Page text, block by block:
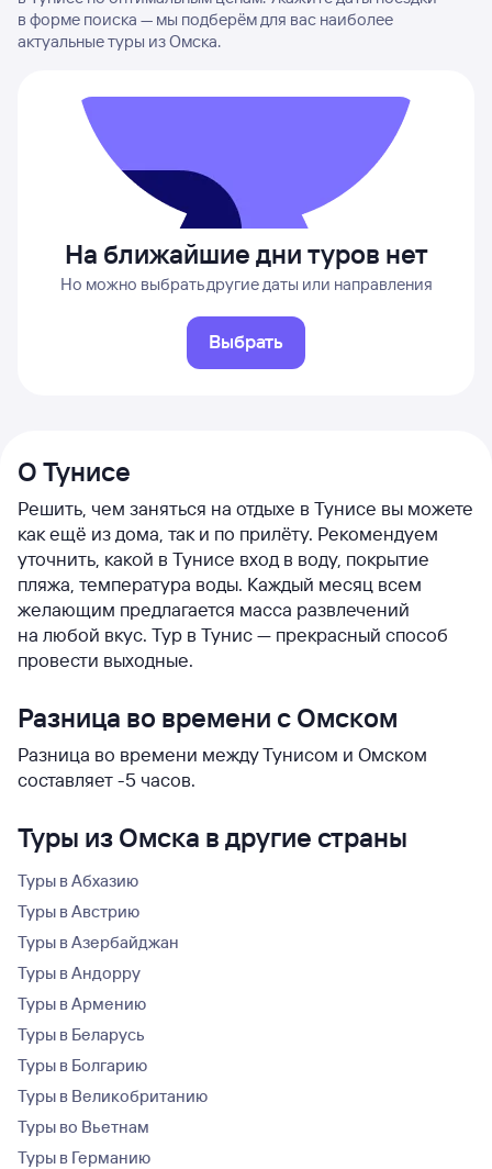
в форме поиска — мы подберём для вас наиболее
актуальные туры из Омска.
На ближайшие дни туров нет
Но можно выбрать другие даты или направления
Выбрать
О Тунисе
Решить, чем заняться на отдыхе в Тунисе вы можете
как ещё из дома, так и по прилёту. Рекомендуем
уточнить, какой в Тунисе вход в воду, покрытие
пляжа, температура воды. Каждый месяц всем
желающим предлагается масса развлечений
на любой вкус. Тур в Тунис — прекрасный способ
провести выходные.
Разница во времени с Омском
Разница во времени между Тунисом и Омском
составляет -5 часов.
Туры из Омска в другие страны
Туры в Абхазию
Туры в Австрию
Туры в Азербайджан
Туры в Андорру
Туры в Армению
Туры в Беларусь
Туры в Болгарию
Туры в Великобританию
Туры во Вьетнам
Туры в Германию